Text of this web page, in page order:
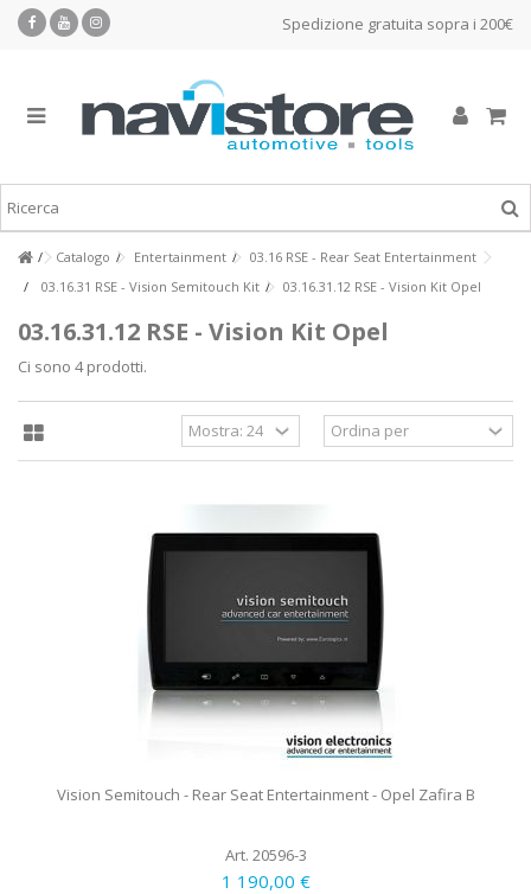
Spedizione gratuita sopra i 200€
Catalogo Entertainment
03.16 RSE - Rear Seat Entertainment
03.16.31 RSE - Vision Semitouch Kit
03.16.31.12 RSE - Vision Kit Opel
03.16.31.12 RSE - Vision Kit Opel
Ci sono 4 prodotti.
Vision Semitouch - Rear Seat Entertainment - Opel Zafira B
Art. 20596-3
1 190,00 €